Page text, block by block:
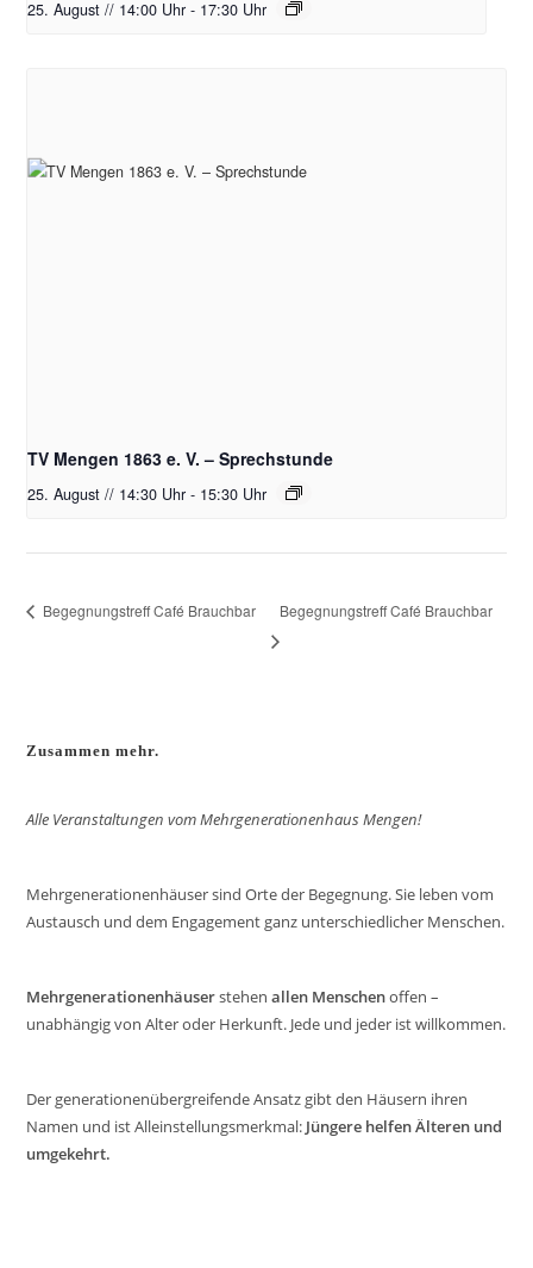
25. August // 14:00 Uhr - 17:30 Uhr
TV Mengen 1863 e. V. – Sprechstunde
25. August // 14:30 Uhr - 15:30 Uhr
Begegnungstreff Café Brauchbar Begegnungstreff Café Brauchbar
Zusammen mehr.
Alle Veranstaltungen vom Mehrgenerationenhaus Mengen!
Mehrgenerationenhäuser sind Orte der Begegnung. Sie leben vom
Austausch und dem Engagement ganz unterschiedlicher Menschen.
Mehrgenerationenhäuserstehenallen Menschenoffen –
unabhängig von Alter oder Herkunft. Jede und jeder ist willkommen.
Der generationenübergreifende Ansatz gibt den Häusern ihren
Namen und ist Alleinstellungsmerkmal: Jüngere helfen Älteren und
umgekehrt.